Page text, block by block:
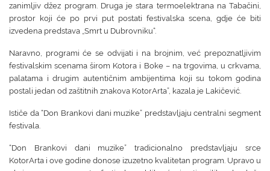
zanimljiv džez program. Druga je stara termoelektrana na Tabačini,
prostor koji će po prvi put postati festivalska scena, gdje će biti
izvedena predstava „Smrt u Dubrovniku“.
Naravno, programi će se odvijati i na brojnim, već prepoznatljivim
festivalskim scenama širom Kotora i Boke – na trgovima, u crkvama,
palatama i drugim autentičnim ambijentima koji su tokom godina
postali jedan od zaštitnih znakova KotorArta”, kazala je Lakičević.
Ističe da “Don Brankovi dani muzike” predstavljaju centralni segment
festivala.
“Don Brankovi dani muzike” tradicionalno predstavljaju srce
KotorArta i ove godine donose izuzetno kvalitetan program. Upravo u